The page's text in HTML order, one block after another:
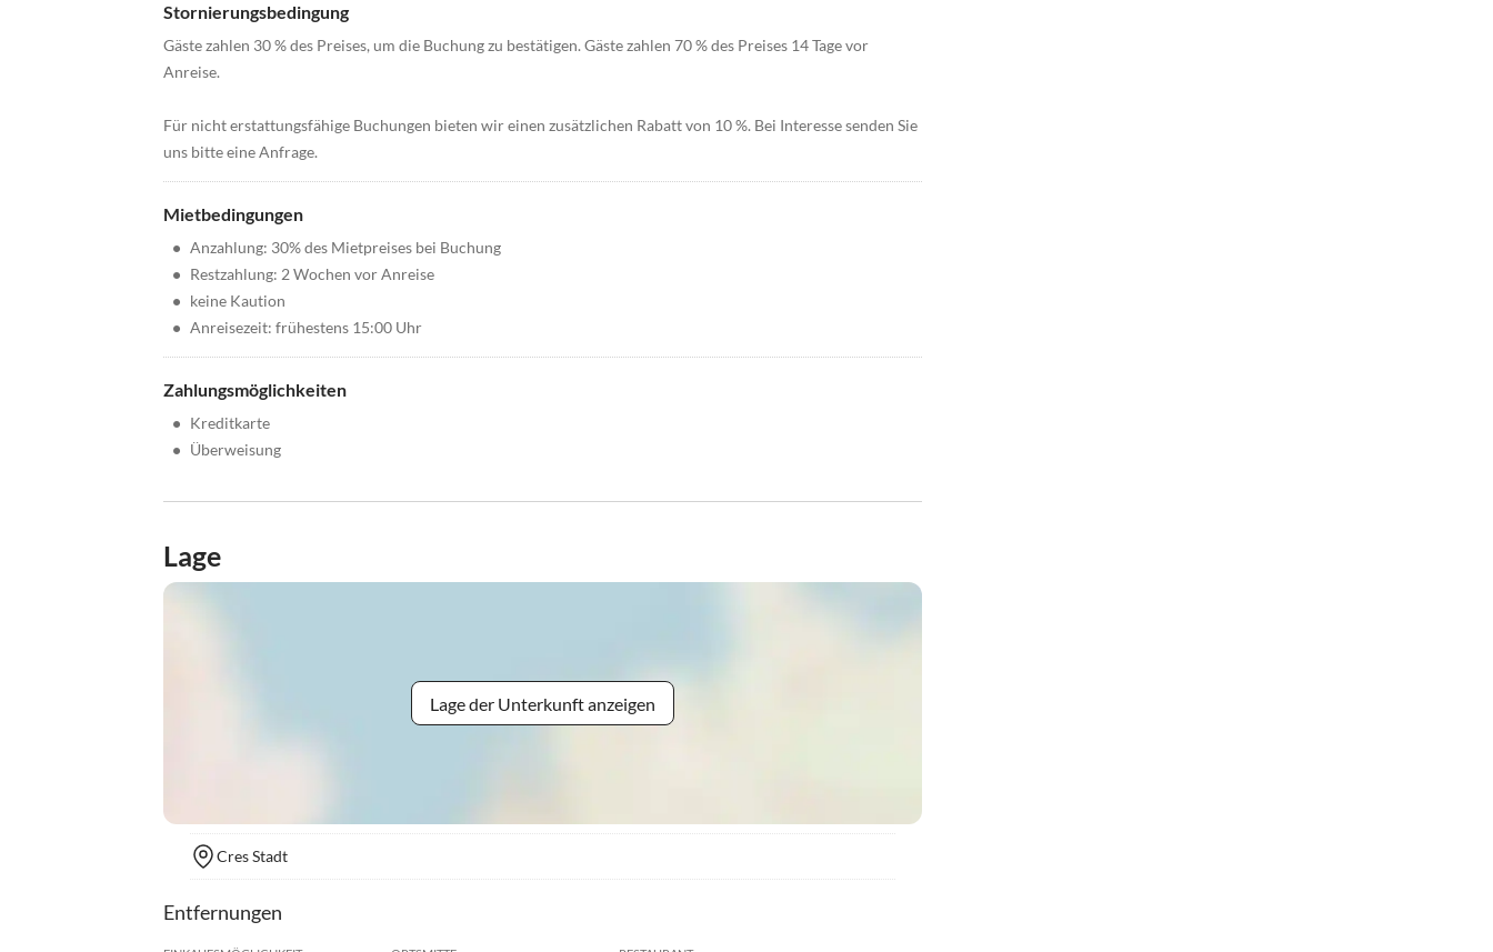
Stornierungsbedingung
Gäste zahlen 30 % des Preises, um die Buchung zu bestätigen. Gäste zahlen 70 % des Preises 14 Tage vor
Anreise.
Für nicht erstattungsfähige Buchungen bieten wir einen zusätzlichen Rabatt von 10 %. Bei Interesse senden Sie
uns bitte eine Anfrage.
Mietbedingungen
• Anzahlung: 30% des Mietpreises bei Buchung
• Restzahlung: 2 Wochen vor Anreise
• keine Kaution
• Anreisezeit: frühestens 15:00 Uhr
Zahlungsmöglichkeiten
• Kreditkarte
• Überweisung
Lage
Lage der Unterkunft anzeigen
Cres Stadt
Entfernungen